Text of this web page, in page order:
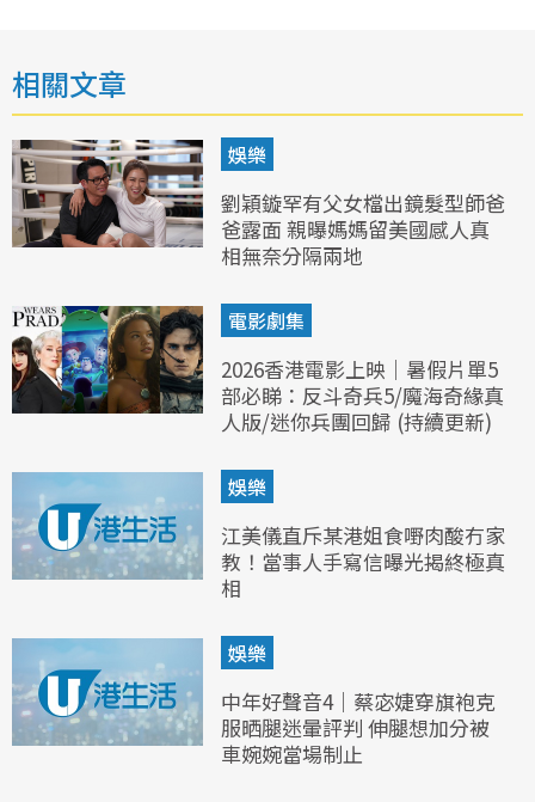
相關文章
娛樂
劉穎鏇罕有父女檔出鏡髮型師爸
爸露面 親曝媽媽留美國感人真
相無奈分隔兩地
電影劇集
2026香港電影上映｜暑假片單5
部必睇：反斗奇兵5/魔海奇緣真
人版/迷你兵團回歸 (持續更新)
娛樂
江美儀直斥某港姐食嘢肉酸冇家
教！當事人手寫信曝光揭終極真
相
娛樂
中年好聲音4｜蔡宓婕穿旗袍克
服晒腿迷暈評判 伸腿想加分被
車婉婉當場制止